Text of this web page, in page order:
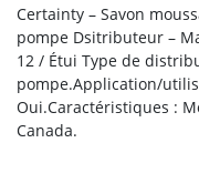
Certainty – Savon
pompe Dsitributeur –
12 / Étui Type de
pompe.Application/
Oui.Caractéristiques :
Canada.